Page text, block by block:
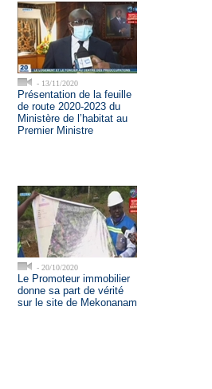
- 13/11/2020
Présentation de la feuille
de route 2020-2023 du
Ministère de l’habitat au
Premier Ministre
- 20/10/2020
Le Promoteur immobilier
donne sa part de vérité
sur le site de Mekonanam